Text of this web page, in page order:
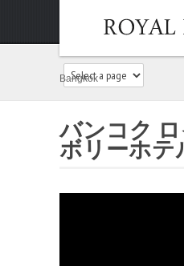
Bangkok
バンコク
ボリーホテ